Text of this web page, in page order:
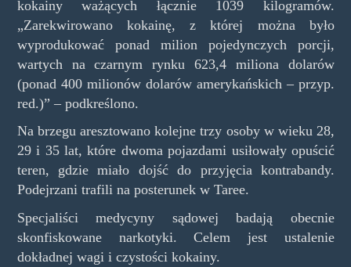
kokainy ważących łącznie 1039 kilogramów.
„Zarekwirowano kokainę, z której można było
wyprodukować ponad milion pojedynczych porcji,
wartych na czarnym rynku 623,4 miliona dolarów
(ponad 400 milionów dolarów amerykańskich – przyp.
red.)” – podkreślono.
Na brzegu aresztowano kolejne trzy osoby w wieku 28,
29 i 35 lat, które dwoma pojazdami usiłowały opuścić
teren, gdzie miało dojść do przyjęcia kontrabandy.
Podejrzani trafili na posterunek w Taree.
Specjaliści medycyny sądowej badają obecnie
skonfiskowane narkotyki. Celem jest ustalenie
dokładnej wagi i czystości kokainy.